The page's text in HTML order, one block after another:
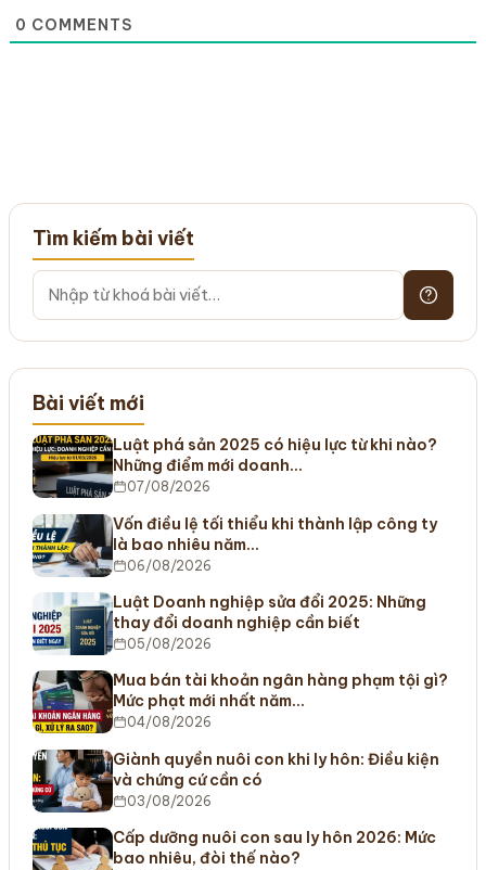
0 COMMENTS
Tìm kiếm bài viết
Bài viết mới
Luật phá sản 2025 có hiệu lực từ khi nào?
Những điểm mới doanh…
07/08/2026
Vốn điều lệ tối thiểu khi thành lập công ty
là bao nhiêu năm…
06/08/2026
Luật Doanh nghiệp sửa đổi 2025: Những
thay đổi doanh nghiệp cần biết
05/08/2026
Mua bán tài khoản ngân hàng phạm tội gì?
Mức phạt mới nhất năm…
04/08/2026
Giành quyền nuôi con khi ly hôn: Điều kiện
và chứng cứ cần có
03/08/2026
Cấp dưỡng nuôi con sau ly hôn 2026: Mức
bao nhiêu, đòi thế nào?